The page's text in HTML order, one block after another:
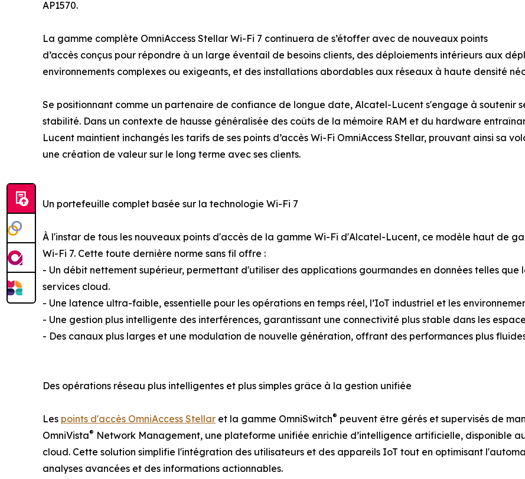
AP1570.
La gamme complète OmniAccess Stellar Wi-Fi 7 continuera de s’étoffer avec de nouveaux points
d’accès conçus pour répondre à un large éventail de besoins clients, des déploiements intérieurs aux
environnements complexes ou exigeants, et des installations abordables aux réseaux à haute densité
Se positionnant comme un partenaire de confiance de longue date, Alcatel-Lucent s'engage à soutenir
stabilité. Dans un contexte de hausse généralisée des coûts de la mémoire RAM et du hardware
Lucent maintient inchangés les tarifs de ses points d’accès Wi-Fi OmniAccess Stellar, prouvant ainsi sa
une création de valeur sur le long terme avec ses clients.
Un portefeuille complet basée sur la technologie Wi-Fi 7
À l'instar de tous les nouveaux points d'accès de la gamme Wi-Fi d'Alcatel-Lucent, ce modèle haut de
Wi-Fi 7. Cette toute dernière norme sans fil offre :
- Un débit nettement supérieur, permettant d'utiliser des applications gourmandes en données telles
services cloud.
- Une latence ultra-faible, essentielle pour les opérations en temps réel, l’IoT industriel et les
- Une gestion plus intelligente des interférences, garantissant une connectivité plus stable dans les
- Des canaux plus larges et une modulation de nouvelle génération, offrant des performances plus
Des opérations réseau plus intelligentes et plus simples grâce à la gestion unifiée
Les points d'accès OmniAccess Stellar et la gamme OmniSwitch® peuvent être gérés et supervisés de
OmniVista® Network Management, une plateforme unifiée enrichie d’intelligence artificielle, disponible
cloud. Cette solution simplifie l'intégration des utilisateurs et des appareils IoT tout en optimisant
analyses avancées et des informations actionnables.